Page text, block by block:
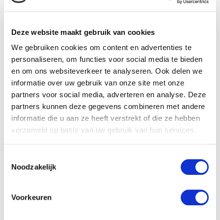
Deze website maakt gebruik van cookies
We gebruiken cookies om content en advertenties te
personaliseren, om functies voor social media te bieden
en om ons websiteverkeer te analyseren. Ook delen we
informatie over uw gebruik van onze site met onze
partners voor social media, adverteren en analyse. Deze
partners kunnen deze gegevens combineren met andere
informatie die u aan ze heeft verstrekt of die ze hebben
verzameld op basis van uw gebruik van hun services.
Noodzakelijk
Voorkeuren
samen een pony te kopen. Op de markt hebben ze hun
en hun instructrice hen op het hart drukt geen overhaaste
beslissingen te nemen, stuiten ze op iets onverwachts... Een
keuze die hun leven voorgoed zal veranderen.3 vriendinnen,
1 hooizolder (extra verhaal)Jolien, Sarah en Britt zijn heel
verschillend, maar delen één geheim: als het tegenzit,
vluchten ze naar de hooizolder. Daar kunnen ze lachen,
hun schuilplek niet zo geheim blijkt te zijn als ze dachten?
perfect voor iedereen die houdt van pony's en avontuur!